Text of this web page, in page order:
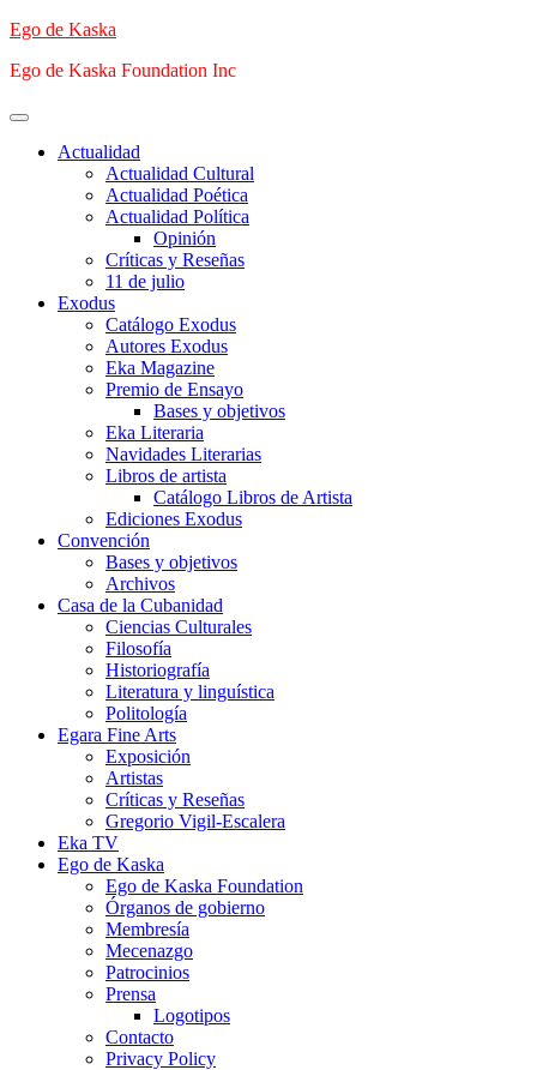
Saltar
contenido
Ego de Kaska
Ego de Kaska Foundation Inc
Menú
principalActualidad
Actualidad Cultural
Actualidad Poética
Actualidad Política
Opinión
Críticas y Reseñas
11 de julio
Exodus
Catálogo Exodus
Autores Exodus
Eka Magazine
Premio de Ensayo
Bases y objetivos
Eka Literaria
Navidades Literarias
Libros de artista
Catálogo Libros de Artista
Ediciones Exodus
Convención
Bases y objetivos
Archivos
Casa de la Cubanidad
Ciencias Culturales
Filosofía
Historiografía
Literatura y linguística
Politología
Egara Fine Arts
Exposición
Artistas
Críticas y Reseñas
Gregorio Vigil-Escalera
Eka TV
Ego de Kaska
Ego de Kaska Foundation
Órganos de gobierno
Membresía
Mecenazgo
Patrocinios
Prensa
Logotipos
Contacto
Privacy Policy